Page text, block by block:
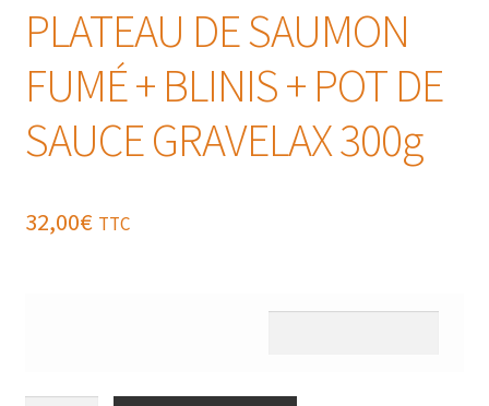
PLATEAU DE SAUMON
FUMÉ + BLINIS + POT DE
SAUCE GRAVELAX 300g
32,00€ TTC